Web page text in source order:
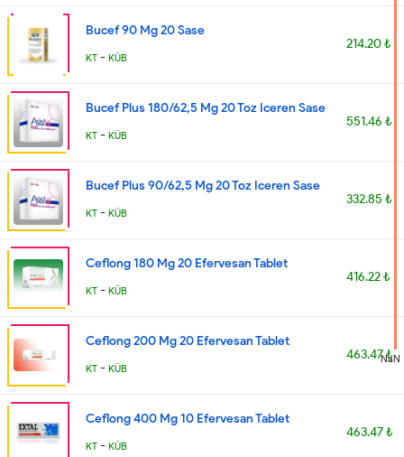
Bucef 90 Mg 20 Sase
KT - KÜB
214.20 ₺
Bucef Plus 180/62,5 Mg 20 Toz Iceren Sase
KT - KÜB
551.46 ₺
Bucef Plus 90/62,5 Mg 20 Toz Iceren Sase
KT - KÜB
332.85 ₺
Ceflong 180 Mg 20 Efervesan Tablet
KT - KÜB
416.22 ₺
Ceflong 200 Mg 20 Efervesan Tablet
KT - KÜB
463.47 ₺
Ceflong 400 Mg 10 Efervesan Tablet
KT - KÜB
463.47 ₺
NaN